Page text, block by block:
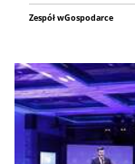
Zespół wGospodarce